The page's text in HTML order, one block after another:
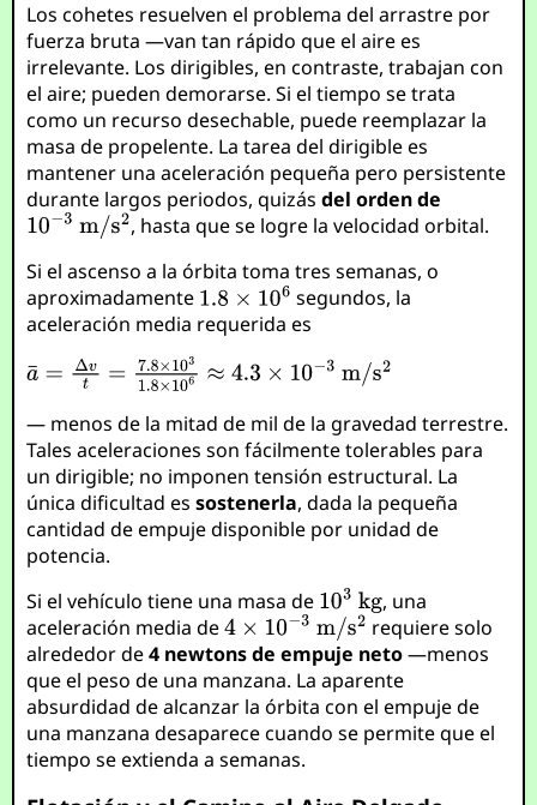
Los cohetes resuelven el problema del arrastre por
fuerza bruta —van tan rápido que el aire es
irrelevante. Los dirigibles, en contraste, trabajan con
el aire; pueden demorarse. Si el tiempo se trata
como un recurso desechable, puede reemplazar la
masa de propelente. La tarea del dirigible es
mantener una aceleración pequeña pero persistente
durante largos periodos, quizásdel orden de
, hasta que se logre la velocidad orbital.
Si el ascenso a la órbita toma tres semanas, o
aproximadamente
segundos, la
aceleración media requerida es
— menos de la mitad de mil de la gravedad terrestre.
Tales aceleraciones son fácilmente tolerables para
un dirigible; no imponen tensión estructural. La
única dificultad essostenerla, dada la pequeña
cantidad de empuje disponible por unidad de
potencia.
Si el vehículo tiene una masa de
, una
aceleración media de
requiere solo
alrededor de4 newtons de empuje neto—menos
que el peso de una manzana. La aparente
absurdidad de alcanzar la órbita con el empuje de
una manzana desaparece cuando se permite que el
tiempo se extienda a semanas.